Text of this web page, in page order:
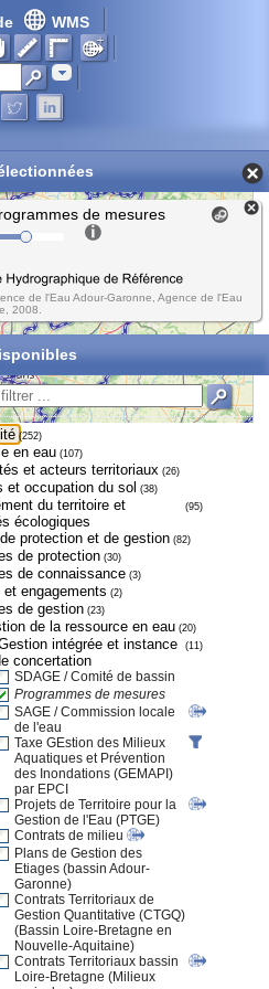
WMS
Adresse
de mesures
de l'Eau Adour-Garonne, Agence de l'Eau
2008.
(252)
en eau (107)
et acteurs territoriaux (26)
et occupation du sol (38)
du territoire et
écologiques
(95)
protection et de gestion (82)
de protection (30)
de connaissance (3)
et engagements (2)
de gestion (23)
de la ressource en eau (20)
intégrée et instance
concertation
(11)
SDAGE / Comité de bassin
Programmes de mesures
SAGE / Commission locale
de l'eau
Taxe GEstion des Milieux
Aquatiques et Prévention
des Inondations (GEMAPI)
par EPCI
Projets de Territoire pour la
Gestion de l'Eau (PTGE)
Contrats de milieu
Plans de Gestion des
Etiages (bassin Adour-
Garonne)
Contrats Territoriaux de
Gestion Quantitative (CTGQ)
(Bassin Loire-Bretagne en
Nouvelle-Aquitaine)
Contrats Territoriaux bassin
Loire-Bretagne (Milieux